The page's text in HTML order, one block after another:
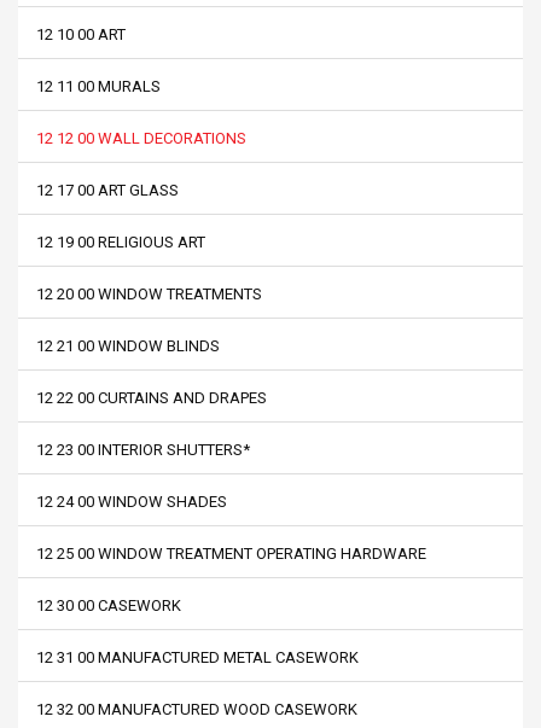
12 10 00 ART
12 11 00 MURALS
12 12 00 WALL DECORATIONS
12 17 00 ART GLASS
12 19 00 RELIGIOUS ART
12 20 00 WINDOW TREATMENTS
12 21 00 WINDOW BLINDS
12 22 00 CURTAINS AND DRAPES
12 23 00 INTERIOR SHUTTERS*
12 24 00 WINDOW SHADES
12 25 00 WINDOW TREATMENT OPERATING HARDWARE
12 30 00 CASEWORK
12 31 00 MANUFACTURED METAL CASEWORK
12 32 00 MANUFACTURED WOOD CASEWORK